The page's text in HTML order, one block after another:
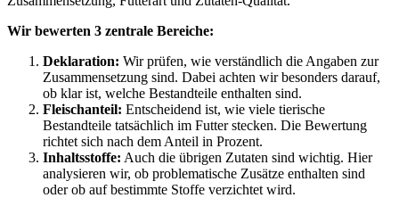
Wir bewerten 3 zentrale Bereiche:
Deklaration: Wir prüfen, wie verständlich die Angaben zur
Zusammensetzung sind. Dabei achten wir besonders darauf,
ob klar ist, welche Bestandteile enthalten sind.
Fleischanteil: Entscheidend ist, wie viele tierische
Bestandteile tatsächlich im Futter stecken. Die Bewertung
richtet sich nach dem Anteil in Prozent.
Inhaltsstoffe: Auch die übrigen Zutaten sind wichtig. Hier
analysieren wir, ob problematische Zusätze enthalten sind
oder ob auf bestimmte Stoffe verzichtet wird.